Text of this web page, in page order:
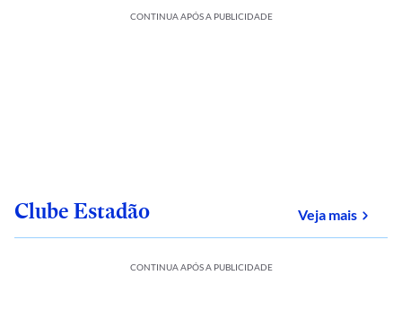
CONTINUA APÓS A PUBLICIDADE
Clube Estadão Veja maissobre
CONTINUA APÓS A PUBLICIDADE